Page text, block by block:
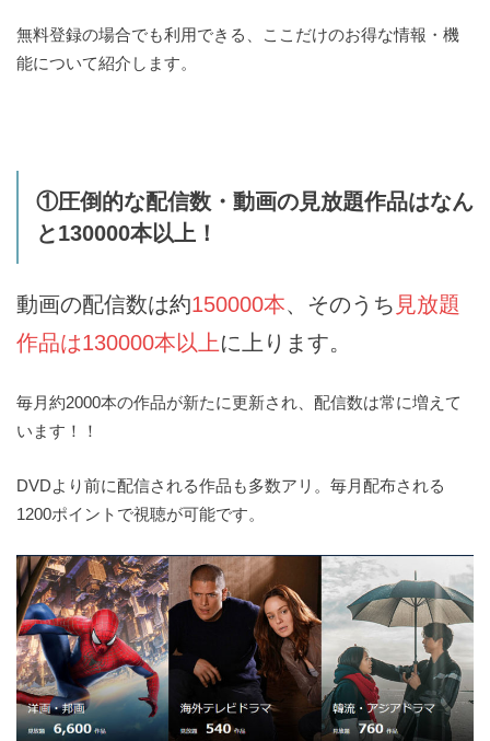
無料登録の場合でも利用できる、ここだけのお得な情報・機
能について紹介します。
①圧倒的な配信数・動画の見放題作品はなん
と130000本以上！
動画の配信数は約150000本、そのうち 見放題
作品は130000本以上に上ります。
毎月約2000本の作品が新たに更新され、配信数は常に増えて
います！！
DVDより前に配信される作品も多数アリ。毎月配布される
1200ポイントで視聴が可能です。